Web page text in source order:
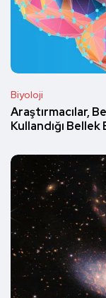
Biyoloji
Araştırmacılar,
Kullandığı